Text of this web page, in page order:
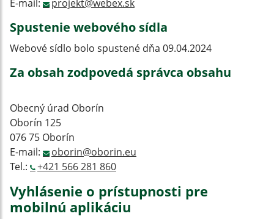
E-mail:
projekt@webex.sk
Spustenie webového sídla
Webové sídlo bolo spustené dňa 09.04.2024
Za obsah zodpovedá správca obsahu
Obecný úrad Oborín
Oborín 125
076 75 Oborín
E-mail:
oborin@oborin.eu
Tel.:
+421 566 281 860
Vyhlásenie o prístupnosti pre
mobilnú aplikáciu